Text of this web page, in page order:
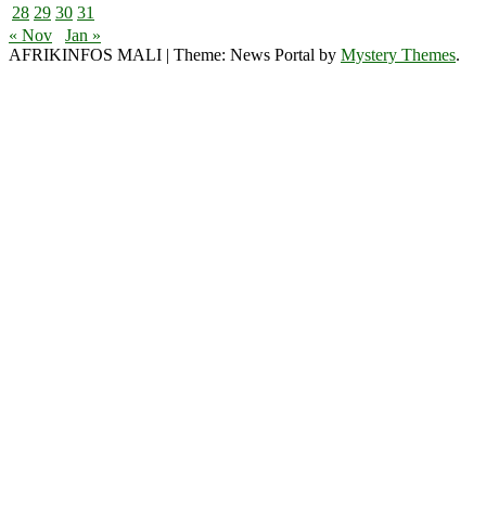
28 29 30 31
« Nov
Jan »
AFRIKINFOS MALI | Theme: News Portal by Mystery Themes.